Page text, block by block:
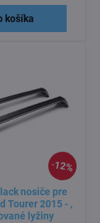
košíka
12%
nosiče pre
Tourer 2015 - ,
lyžiny